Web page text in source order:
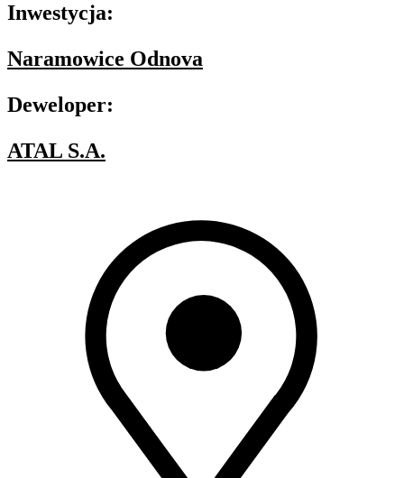
Inwestycja:
Naramowice Odnova
Deweloper:
ATAL S.A.